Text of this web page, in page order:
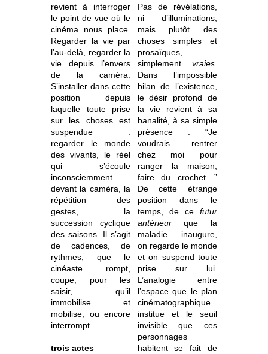
revient à interroger
le point de vue où le
cinéma nous place.
Regarder la vie par
l’au-delà, regarder la
vie depuis l’envers
de la caméra.
S’installer dans cette
position depuis
laquelle toute prise
sur les choses est
suspendue :
regarder le monde
des vivants, le réel
qui s’écoule
inconsciemment
devant la caméra, la
répétition des
gestes, la
succession cyclique
des saisons. Il s’agit
de cadences, de
rythmes, que le
cinéaste rompt,
coupe, pour les
saisir, qu’il
immobilise et
mobilise, ou encore
interrompt.
trois actes
Pas de révélations,
ni d’illuminations,
mais plutôt des
choses simples et
prosaïques,
simplement vraies.
Dans l’impossible
bilan de l’existence,
le désir profond de
la vie revient à sa
banalité, à sa simple
présence : “Je
voudrais rentrer
chez moi pour
ranger la maison,
faire du crochet…”
De cette étrange
position dans le
temps, de ce futur
antérieurque la
maladie inaugure,
on regarde le monde
et on suspend toute
prise sur lui.
L’analogie entre
l’espace que le plan
cinématographique
institue et le seuil
invisible que ces
personnages
habitent se fait de